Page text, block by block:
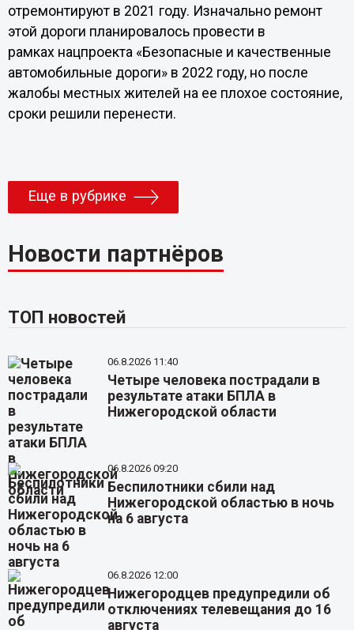
отремонтируют в 2021 году. Изначально ремонт
этой дороги планировалось провести в
рамках нацпроекта «Безопасные и качественные
автомобильные дороги» в 2022 году, но после
жалобы местных жителей на ее плохое состояние,
сроки решили перенести.
Еще в рубрике
Новости партнёров
ТОП новостей
06.8.2026 11:40
Четыре человека пострадали в
результате атаки БПЛА в
Нижегородской области
06.8.2026 09:20
Беспилотники сбили над
Нижегородской областью в ночь
на 6 августа
06.8.2026 12:00
Нижегородцев предупредили об
отключениях телевещания до 16
августа